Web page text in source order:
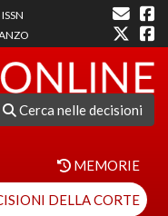
Cerca nelle decisioni
MEMORIE
DELLA CORTE